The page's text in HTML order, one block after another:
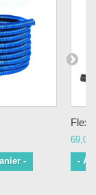
-
69,00
-